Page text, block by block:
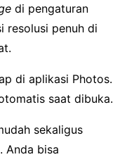
di pengaturan
resolusi penuh di
di aplikasi Photos.
saat dibuka.
sekaligus
Anda bisa